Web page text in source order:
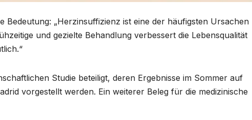
Bedeutung: „Herzinsuffizienz ist eine der häufigsten Ursachen
und gezielte Behandlung verbessert die Lebensqualität
Studie beteiligt, deren Ergebnisse im Sommer auf
vorgestellt werden. Ein weiterer Beleg für die medizinische